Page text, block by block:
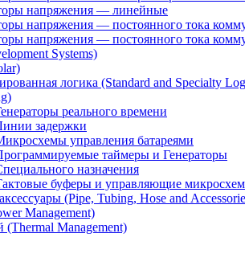
напряжения — линейные
напряжения — постоянного тока
напряжения — постоянного тока
Systems)
логика (Standard and Specialty
реального времени
задержки
управления батареями
таймеры и Генераторы
назначения
буферы и управляющие
(Pipe, Tubing, Hose and
Management)
(Thermal Management)